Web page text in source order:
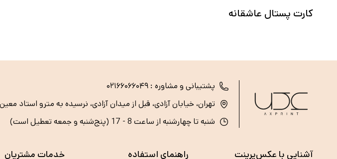
کارت پستال عاشقانه
پشتیبانی و مشاوره : ۰۲۱۶۶۰۶۶۰۴۹
تهران، خیابان آزادی، قبل از میدان آزادی، نرسیده به مترو استاد
شنبه تا چهارشنبه از ساعت 8 - 17 (پنج‌شنبه و جمعه تعطیل است)
آشنایی با عکس‌پرینت راهنمای استفاده خدمات مشتریان